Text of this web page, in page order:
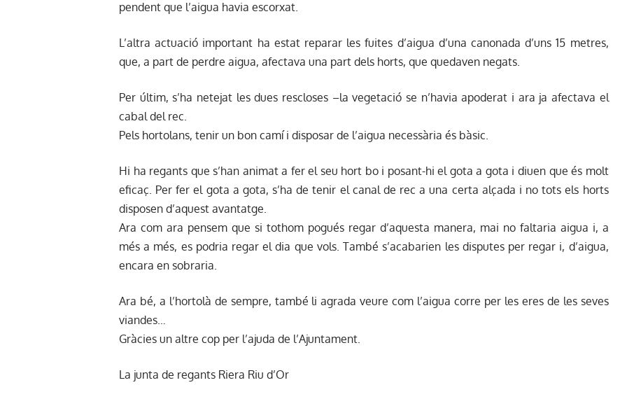
pendent que l’aigua havia escorxat.
L’altra actuació important ha estat reparar les fuites d’aigua d’una canonada d’uns 15 metres,
que, a part de perdre aigua, afectava una part dels horts, que quedaven negats.
Per últim, s’ha netejat les dues rescloses –la vegetació se n’havia apoderat i ara ja afectava el
cabal del rec.
Pels hortolans, tenir un bon camí i disposar de l’aigua necessària és bàsic.
Hi ha regants que s’han animat a fer el seu hort bo i posant-hi el gota a gota i diuen que és molt
eficaç. Per fer el gota a gota, s’ha de tenir el canal de rec a una certa alçada i no tots els horts
disposen d’aquest avantatge.
Ara com ara pensem que si tothom pogués regar d’aquesta manera, mai no faltaria aigua i, a
més a més, es podria regar el dia que vols. També s’acabarien les disputes per regar i, d’aigua,
encara en sobraria.
Ara bé, a l’hortolà de sempre, també li agrada veure com l’aigua corre per les eres de les seves
viandes…
Gràcies un altre cop per l’ajuda de l’Ajuntament.
La junta de regants Riera Riu d’Or